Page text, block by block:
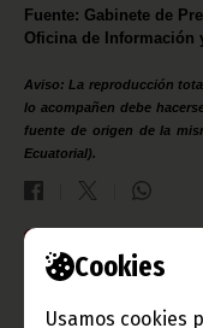
Cookies
Usamos cookies
Fuente: Gabinete de
Oficina de Información
Aviso: La reproducción
lo acompañen debe
fuente de origen de la
Ecuatorial).